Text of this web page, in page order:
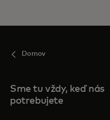
Domov
Sme tu vždy, keď nás
potrebujete